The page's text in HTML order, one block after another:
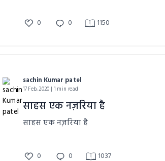
0 0 1150
sachin Kumar patel
17 Feb, 2020 | 1 min read
साहस एक नज़रिया है
साहस एक नज़रिया है
0 0 1037